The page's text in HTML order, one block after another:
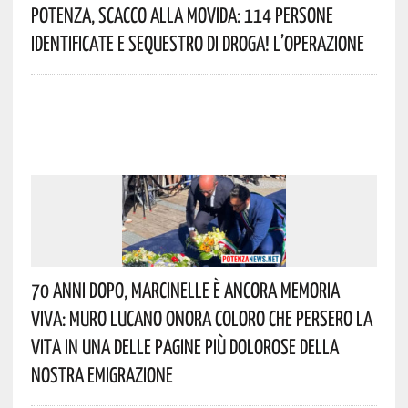
Potenza, Scacco Alla Movida: 114 Persone
Identificate E Sequestro Di Droga! L’operazione
70 Anni Dopo, Marcinelle È Ancora Memoria
Viva: Muro Lucano Onora Coloro Che Persero La
Vita In Una Delle Pagine Più Dolorose Della
Nostra Emigrazione